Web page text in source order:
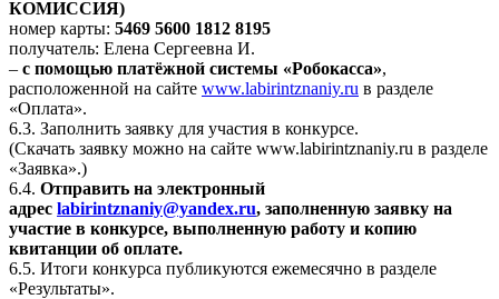
КОМИССИЯ)
номер карты: 5469 5600 1812 8195
получатель: Елена Сергеевна И.
– с помощью платёжной системы «Робокасса»,
расположенной на сайте www.labirintznaniy.ru в разделе
«Оплата».
6.3. Заполнить заявку для участия в конкурсе.
(Скачать заявку можно на сайте www.labirintznaniy.ru в разделе
«Заявка».)
6.4. Отправить на электронный
адрес labirintznaniy@yandex.ru, заполненную заявку на
участие в конкурсе, выполненную работу и копию
квитанции об оплате.
6.5. Итоги конкурса публикуются ежемесячно в разделе
«Результаты».